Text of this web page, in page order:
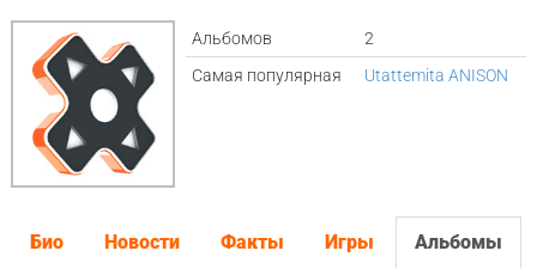
Альбомов
2
Самая популярная
Utattemita ANISON
Био Новости Факты Игры Альбомы